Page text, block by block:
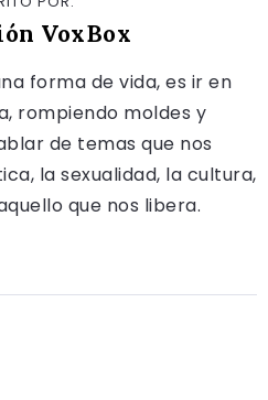
VoxBox
forma de vida, es ir en
rompiendo moldes y
de temas que nos
la sexualidad, la cultura,
que nos libera.